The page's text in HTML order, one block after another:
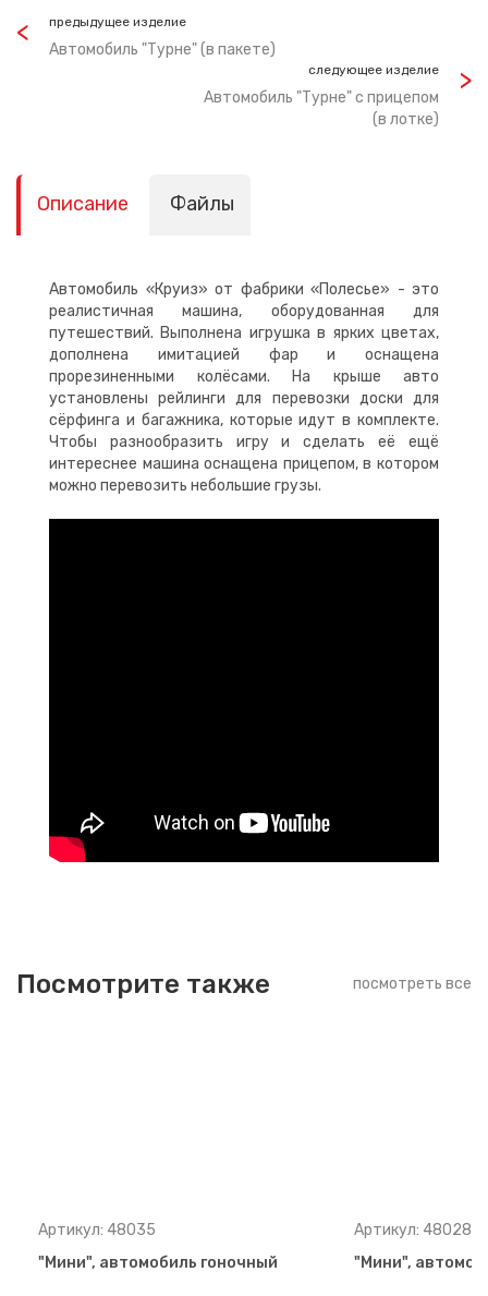
предыдущее изделие
Автомобиль "Турне" (в пакете)
следующее изделие
Автомобиль "Турне" с прицепом
(в лотке)
Описание Файлы
Автомобиль «Круиз» от фабрики «Полесье» - это
реалистичная машина, оборудованная для
путешествий. Выполнена игрушка в ярких цветах,
дополнена имитацией фар и оснащена
прорезиненными колёсами. На крыше авто
установлены рейлинги для перевозки доски для
сёрфинга и багажника, которые идут в комплекте.
Чтобы разнообразить игру и сделать её ещё
интереснее машина оснащена прицепом, в котором
можно перевозить небольшие грузы.
Посмотрите также посмотреть все
Артикул: 48035
"Мини", автомобиль гоночный
Артикул: 48028
"Мини",